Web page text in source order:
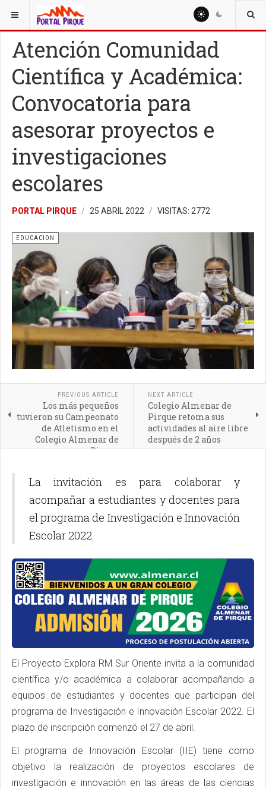
ESTÁ AQUÍ: EDUCACION
Atención Comunidad
Científica y Académica:
Convocatoria para
asesorar proyectos e
investigaciones
escolares
PORTAL PIRQUE 25 ABRIL 2022 VISITAS: 2772
EDUCACION
PREVIOUS ARTICLE
Los más pequeños
tuvieron su Campeonato
de Atletismo en el
Colegio Almenar de
Pirque
NEXT ARTICLE
Colegio Almenar de
Pirque retoma sus
actividades al aire libre
después de 2 años
La invitación es para colaborar y
acompañar a estudiantes y docentes para
el programa de Investigación e Innovación
Escolar 2022.
El Proyecto Explora RM Sur Oriente invita a la comunidad
científica y/o académica a colaborar acompañando a
equipos de estudiantes y docentes que participan del
programa de Investigación e Innovación Escolar 2022. El
plazo de inscripción comenzó el 27 de abril.
El programa de Innovación Escolar (IIE) tiene como
objetivo la realización de proyectos escolares de
investigación e innovación en las áreas de las ciencias